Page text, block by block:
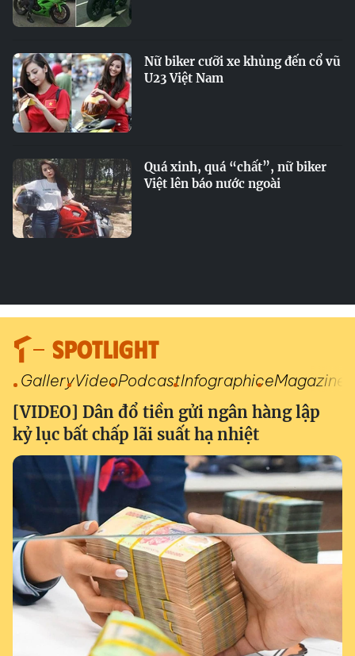
Nữ biker cưỡi xe khủng đến cổ vũ
U23 Việt Nam
Quá xinh, quá “chất”, nữ biker
Việt lên báo nước ngoài
SPOTLIGHT
GalleryVideoPodcastInfographiceMagazine
[VIDEO] Dân đổ tiền gửi ngân hàng lập
kỷ lục bất chấp lãi suất hạ nhiệt